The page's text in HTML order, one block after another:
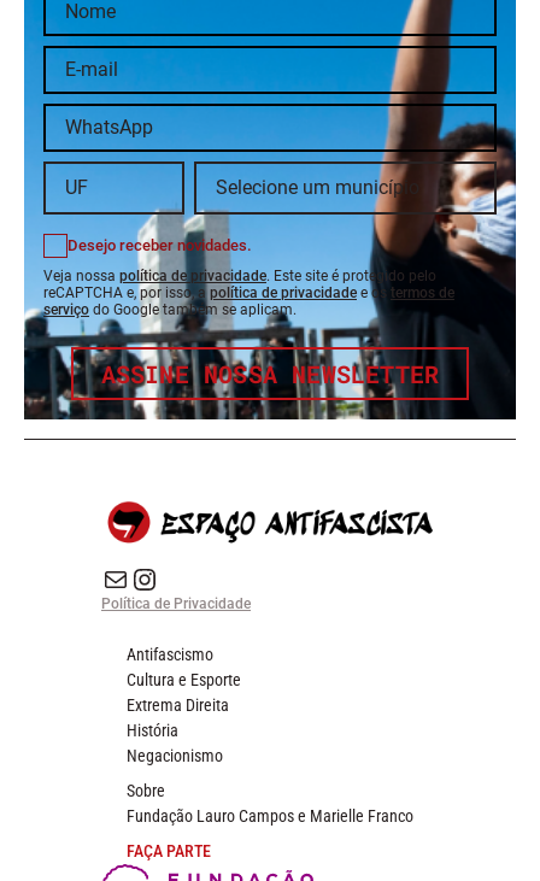
Desejo receber novidades.
Veja nossa política de privacidade. Este site é protegido pelo
reCAPTCHA e, por isso, a política de privacidade e os termos de
serviço do Google também se aplicam.
ASSINE NOSSA NEWSLETTER
E-mail Instagram do Espaço Antifascista
Política de Privacidade
Antifascismo
Cultura e Esporte
Extrema Direita
História
Negacionismo
Sobre
Fundação Lauro Campos e Marielle Franco
FAÇA PARTE